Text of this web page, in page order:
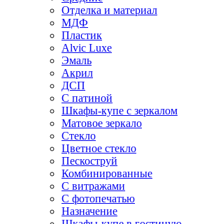
Отделка и материал
МДФ
Пластик
Alvic Luxe
Эмаль
Акрил
ДСП
С патиной
Шкафы-купе с зеркалом
Матовое зеркало
Стекло
Цветное стекло
Пескоструй
Комбинированные
С витражами
С фотопечатью
Назначение